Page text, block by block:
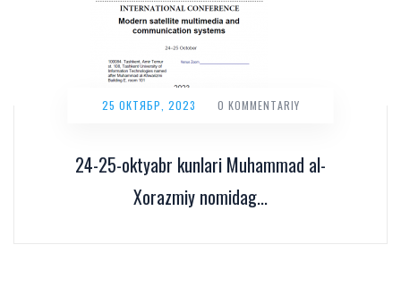
24-25-oktyabr kunlari Muhammad al-
Xorazmiy nomidag...
25 ОКТЯБР, 2023 0 KOMMENTARIY